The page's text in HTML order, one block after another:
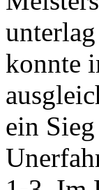
konnte
ein